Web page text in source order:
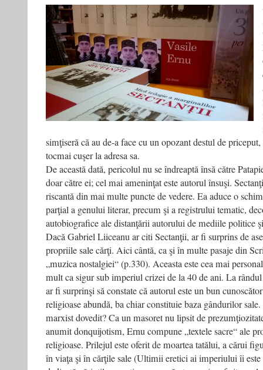
simţiseră că au de-a face cu un opozant destul de
tocmai cuşer la adresa sa.
De această dată, pericolul nu se îndreaptă însă către
doar către ei; cel mai ameninţat este autorul însuşi.
riscantă din mai multe puncte de vedere. Ea aduce o
parţial a genului literar, precum şi a registrului tematic,
autobiografice ale distanţării autorului de mediile politice
Dacă Gabriel Liiceanu ar citi Sectanţii, ar fi surprins de
propriile sale cărţi. Aici cântă, ca şi în multe pasaje din
„muzica nostalgiei“ (p.330). Aceasta este cea mai
mult ca sigur sub imperiul crizei de la 40 de ani. La
ar fi surprinşi să constate că autorul este un bun
religioase abundă, ba chiar constituie baza gândurilor
marxist dovedit? Ca un masoret nu lipsit de
anumit donquijotism, Ernu compune „textele sacre“ ale
religioase. Prilejul este oferit de moartea tatălui, a cărui
în viaţa şi în cărţile sale (Ultimii eretici ai imperiului îi este